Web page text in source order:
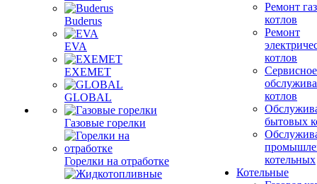
Buderus
EVA
EXEMET
GLOBAL
Газовые горелки
Горелки на отработке
Ремонт
котлов
Ремонт
котлов
Сервисное
котлов
бытовых
котельных
Котельные